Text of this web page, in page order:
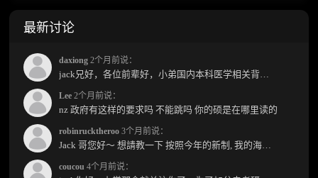
最新讨论
daxiong 2个月前说：
jack兄好，各位前辈好，小弟国内本科医学相关背景，预算有限，是直接去新西兰读2年护理硕士...
Lee 2个月前说：
nz 政府有这样的要求吗 不能跳吗 你的硕是在哪里读的
robinrucktheroo 3个月前说：
Jack 哥您好～ 想請教一下 按照今年的新制, 我的海外本科學歷需要經過NZQA認證嗎？ 現在網上說...
coucou 4个月前说：